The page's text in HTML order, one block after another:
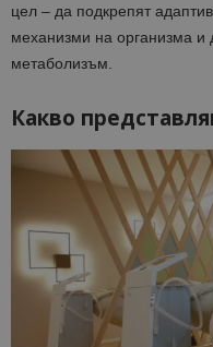
цел – да подкрепят
механизми на организма и
метаболизъм.
Какво